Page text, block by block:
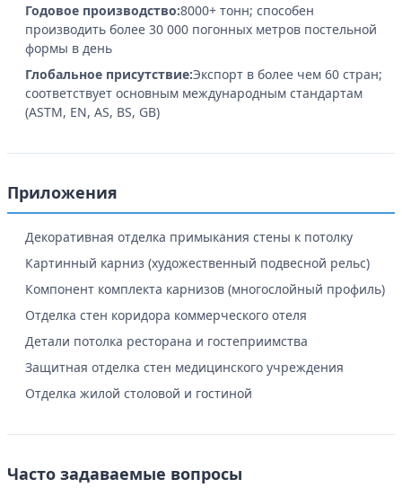
Годовое производство:8000+ тонн; способен
производить более 30 000 погонных метров постельной
формы в день
Глобальное присутствие:Экспорт в более чем 60 стран;
соответствует основным международным стандартам
(ASTM, EN, AS, BS, GB)
Приложения
Декоративная отделка примыкания стены к потолку
Картинный карниз (художественный подвесной рельс)
Компонент комплекта карнизов (многослойный профиль)
Отделка стен коридора коммерческого отеля
Детали потолка ресторана и гостеприимства
Защитная отделка стен медицинского учреждения
Отделка жилой столовой и гостиной
Часто задаваемые вопросы